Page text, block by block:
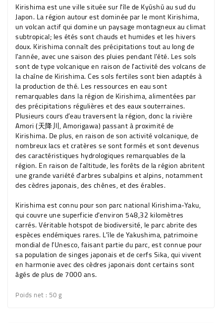
Kirishima est une ville située sur l'île de Kyūshū au sud du
Japon. La région autour est dominée par le mont Kirishima,
un volcan actif qui domine un paysage montagneux au climat
subtropical; les étés sont chauds et humides et les hivers
doux. Kirishima connaît des précipitations tout au long de
l'année, avec une saison des pluies pendant l'été. Les sols
sont de type volcanique en raison de l’activité des volcans de
la chaîne de Kirishima. Ces sols fertiles sont bien adaptés à
la production de thé. Les ressources en eau sont
remarquables dans la région de Kirishima, alimentées par
des précipitations régulières et des eaux souterraines.
Plusieurs cours d’eau traversent la région, donc la rivière
Amori (天降川, Amorigawa) passant à proximité de
Kirishima. De plus, en raison de son activité volcanique, de
nombreux lacs et cratères se sont formés et sont devenus
des caractéristiques hydrologiques remarquables de la
région. En raison de l’altitude, les forêts de la région abritent
une grande variété d'arbres subalpins et alpins, notamment
des cèdres japonais, des chênes, et des érables.
Kirishima est connu pour son parc national Kirishima-Yaku,
qui couvre une superficie d'environ 548,32 kilomètres
carrés. Véritable hotspot de biodiversité, le parc abrite des
espèces endémiques rares. L'île de Yakushima, patrimoine
mondial de l’Unesco, faisant partie du parc, est connue pour
sa population de singes japonais et de cerfs Sika, qui vivent
en harmonie avec des cèdres japonais dont certains sont
âgés de plus de 7000 ans.
Poids net : 50 g